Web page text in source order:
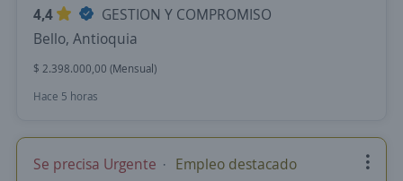
4,4
GESTION Y COMPROMISO
Bello, Antioquia
$ 2.398.000,00 (Mensual)
Hace 5 horas
Se precisa Urgente Empleo destacado